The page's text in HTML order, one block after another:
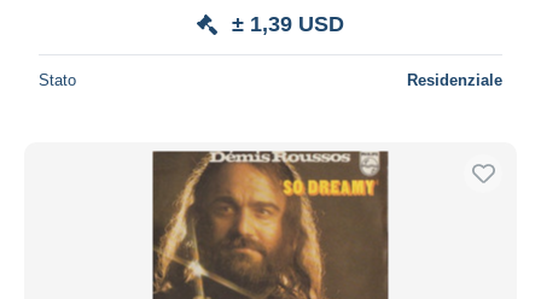
± 1,39 USD
Stato Residenziale